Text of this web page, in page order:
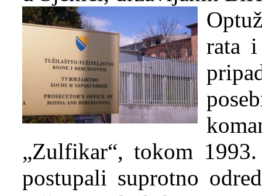
rata
„Zulfikar“, tokom
postupali suprotno